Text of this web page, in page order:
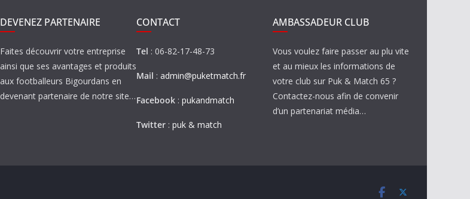
DEVENEZ PARTENAIRE
Faites découvrir votre entreprise
ainsi que ses avantages et produits
aux footballeurs Bigourdans en
devenant partenaire de notre site…
CONTACT
Tel : 06-82-17-48-73
Mail : admin@puketmatch.fr
Facebook : pukandmatch
Twitter : puk & match
AMBASSADEUR CLUB
Vous voulez faire passer au plu vite
et au mieux les informations de
votre club sur Puk & Match 65 ?
Contactez-nous afin de convenir
d’un partenariat média…